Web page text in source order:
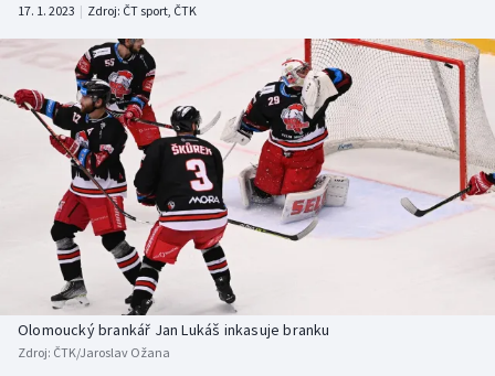
DALŠÍ SPORTY
Americký fotbal
Baseball a softbal
Basketbal
Biatlon
Boby a skeleton
NEPŘEHLÉDNĚTE
Soutěže
Historické návraty
Aplikace ČT sport
AZ kvíz
17. 1. 2023 | Zdroj: ČT sport, ČTK
Olomoucký brankář Jan Lukáš inkasuje branku
Zdroj: ČTK/Jaroslav Ožana